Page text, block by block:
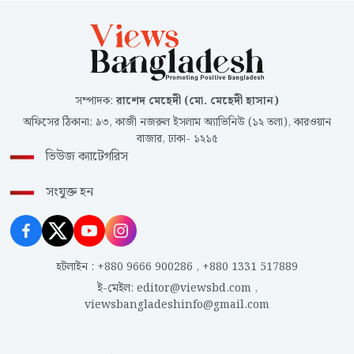
সম্পাদক:রাশেদ মেহেদী (মো. মেহেদী হাসান)
অফিসের ঠিকানা: ৯৩, কাজী নজরুল ইসলাম অ্যাভিনিউ (১২ তলা), কারওয়ান
বাজার, ঢাকা- ১২১৫
ভিউজ ক্যাটেগরিস
সংযুক্ত হন
হটলাইন : +880 9666 900286 , +880 1331 517889
ই-মেইল: editor@viewsbd.com,
viewsbangladeshinfo@gmail.com